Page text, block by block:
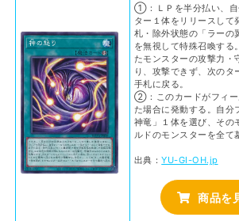
①：ＬＰを半分払い、自
ター１体をリリースして
札・除外状態の「ラーの
を無視して特殊召喚する
たモンスターの攻撃力・
り、攻撃できず、次のタ
手札に戻る。
②：このカードがフィー
た場合に発動する。自分
神竜」１体を選び、その
ルドのモンスターを全て
出典：YU-GI-OH.jp
商品を